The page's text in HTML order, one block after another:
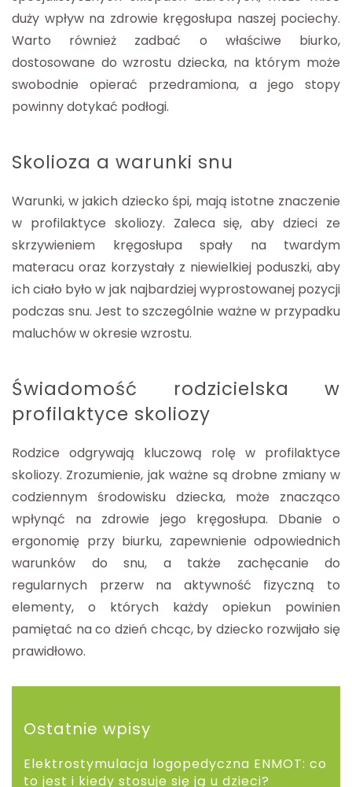
duży wpływ na zdrowie kręgosłupa naszej pociechy.
Warto również zadbać o właściwe biurko,
dostosowane do wzrostu dziecka, na którym może
swobodnie opierać przedramiona, a jego stopy
powinny dotykać podłogi.
Skolioza a warunki snu
Warunki, w jakich dziecko śpi, mają istotne znaczenie
w profilaktyce skoliozy. Zaleca się, aby dzieci ze
skrzywieniem kręgosłupa spały na twardym
materacu oraz korzystały z niewielkiej poduszki, aby
ich ciało było w jak najbardziej wyprostowanej pozycji
podczas snu. Jest to szczególnie ważne w przypadku
maluchów w okresie wzrostu.
Świadomość rodzicielska w
profilaktyce skoliozy
Rodzice odgrywają kluczową rolę w profilaktyce
skoliozy. Zrozumienie, jak ważne są drobne zmiany w
codziennym środowisku dziecka, może znacząco
wpłynąć na zdrowie jego kręgosłupa. Dbanie o
ergonomię przy biurku, zapewnienie odpowiednich
warunków do snu, a także zachęcanie do
regularnych przerw na aktywność fizyczną to
elementy, o których każdy opiekun powinien
pamiętać na co dzień chcąc, by dziecko rozwijało się
prawidłowo.
Ostatnie wpisy
Elektrostymulacja logopedyczna ENMOT: co
to jest i kiedy stosuje się ją u dzieci?